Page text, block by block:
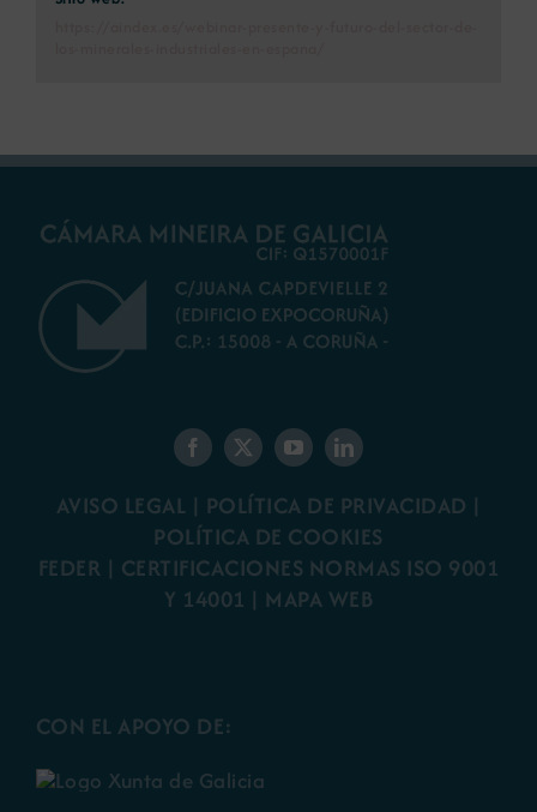
AVISO LEGAL | POLÍTICA DE PRIVACIDAD |
POLÍTICA DE COOKIES
FEDER | CERTIFICACIONES NORMAS ISO 9001
Y 14001 | MAPA WEB
CON EL APOYO DE: